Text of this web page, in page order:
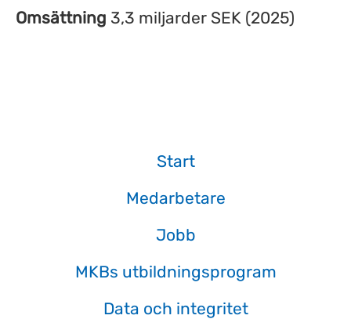
Omsättning 3,3 miljarder SEK (2025)
Start
Medarbetare
Jobb
MKBs utbildningsprogram
Data och integritet